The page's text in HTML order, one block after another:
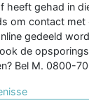
heeft gehad in
om contact met
gedeeld
de
Bel M. 0800-